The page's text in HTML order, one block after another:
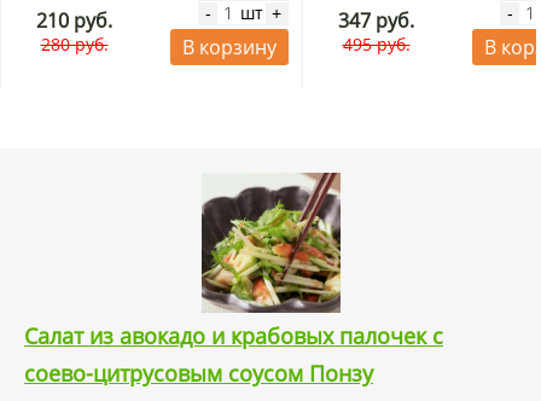
210 руб.
280 руб.
- шт +
В корзину
347 руб.
495 руб.
-
В
Салат из авокадо и крабовых палочек с
соево-цитрусовым соусом Понзу